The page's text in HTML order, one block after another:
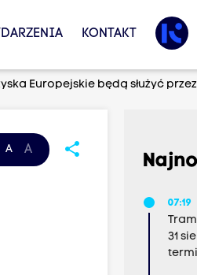
KONTAKT
Europejskie będą służyć
A A share
07:19
31